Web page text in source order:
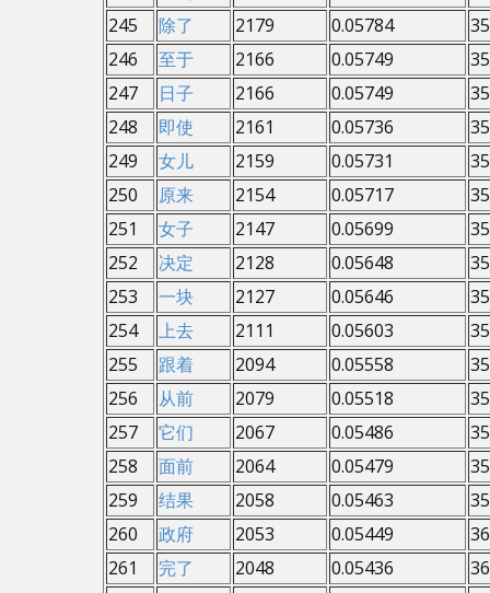
245
除了 2179 0.05784
246
至于 2166 0.05749
247
日子 2166 0.05749
248
即使 2161 0.05736
249
女儿 2159 0.05731
250
原来 2154 0.05717
251
女子 2147 0.05699
252
决定 2128 0.05648
253
一块 2127 0.05646
254
上去 2111 0.05603
255
跟着 2094 0.05558
256
从前 2079 0.05518
257
它们 2067 0.05486
258
面前 2064 0.05479
259
结果 2058 0.05463
260
政府 2053 0.05449
261
完了 2048 0.05436